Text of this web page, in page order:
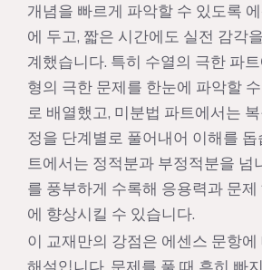
개념을 빠르게 파악할 수 있도록
에 두고, 짧은 시간에도 실전 감각
계했습니다. 특히 수열의 극한 파
형의 극한 문제를 한눈에 파악할
로 배열했고, 미분법 파트에서는
정을 단계별로 풀어내어 이해를
트에서는 정적분과 부정적분을 넘
를 풍부하게 수록해 응용력과 문
에 향상시킬 수 있습니다.
이 교재만의 강점은 에센스 문항
해설입니다. 문제를 풀 때 흔히 빠